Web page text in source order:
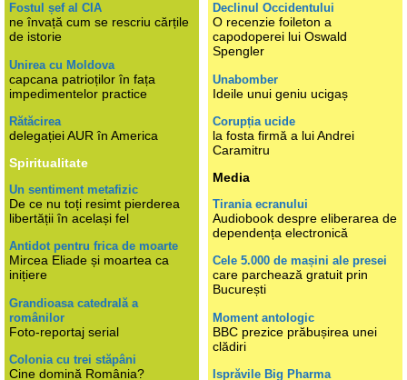
Fostul șef al CIA
ne învață cum se rescriu cărțile
de istorie
Unirea cu Moldova
capcana patrioților în fața
impedimentelor practice
Rătăcirea
delegației AUR în America
Spiritualitate
Un sentiment metafizic
De ce nu toți resimt pierderea
libertății în același fel
Antidot pentru frica de moarte
Mircea Eliade și moartea ca
inițiere
Grandioasa catedrală a
românilor
Foto-reportaj serial
Colonia cu trei stăpâni
Cine domină România?
Declinul Occidentului
O recenzie foileton a
capodoperei lui Oswald
Spengler
Unabomber
Ideile unui geniu ucigaș
Corupția ucide
la fosta firmă a lui Andrei
Caramitru
Media
Tirania ecranului
Audiobook despre eliberarea de
dependența electronică
Cele 5.000 de mașini ale presei
care parchează gratuit prin
București
Moment antologic
BBC prezice prăbușirea unei
clădiri
Isprăvile Big Pharma